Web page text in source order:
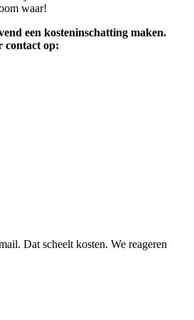
waar!
een kosteninschatting maken.
contact op:
Dat scheelt kosten. We reageren